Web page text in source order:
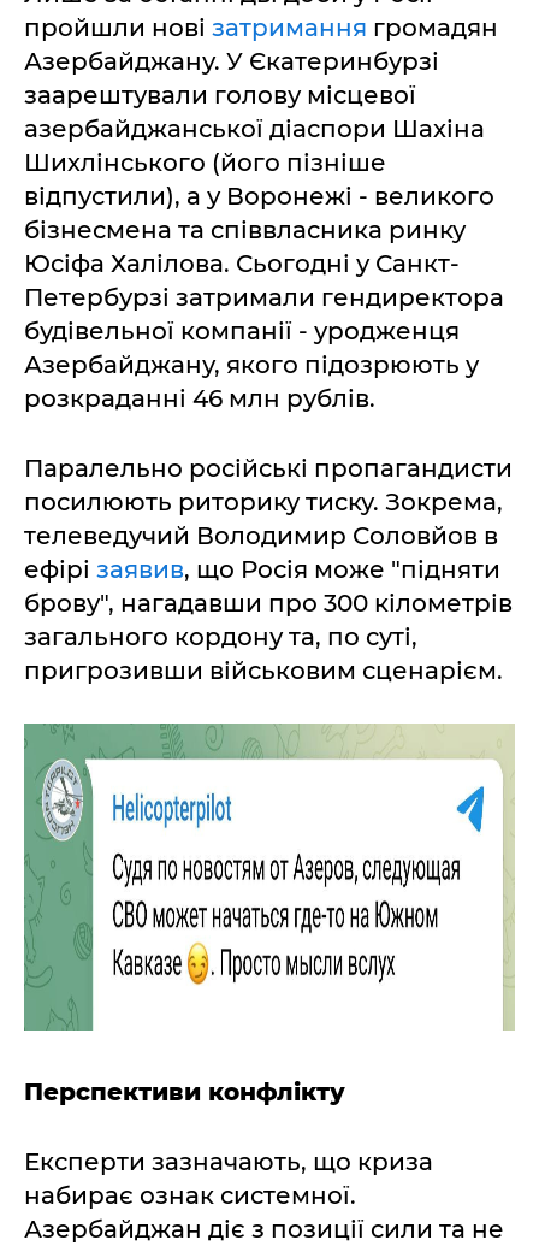
пройшли нові затримання громадян
Азербайджану. У Єкатеринбурзі
заарештували голову місцевої
азербайджанської діаспори Шахіна
Шихлінського (його пізніше
відпустили), а у Воронежі - великого
бізнесмена та співвласника ринку
Юсіфа Халілова. Сьогодні у Санкт-
Петербурзі затримали гендиректора
будівельної компанії - уродженця
Азербайджану, якого підозрюють у
розкраданні 46 млн рублів.
Паралельно російські пропагандисти
посилюють риторику тиску. Зокрема,
телеведучий Володимир Соловйов в
ефірі заявив, що Росія може "підняти
брову", нагадавши про 300 кілометрів
загального кордону та, по суті,
пригрозивши військовим сценарієм.
Перспективи конфлікту
Експерти зазначають, що криза
набирає ознак системної.
Азербайджан діє з позиції сили та не